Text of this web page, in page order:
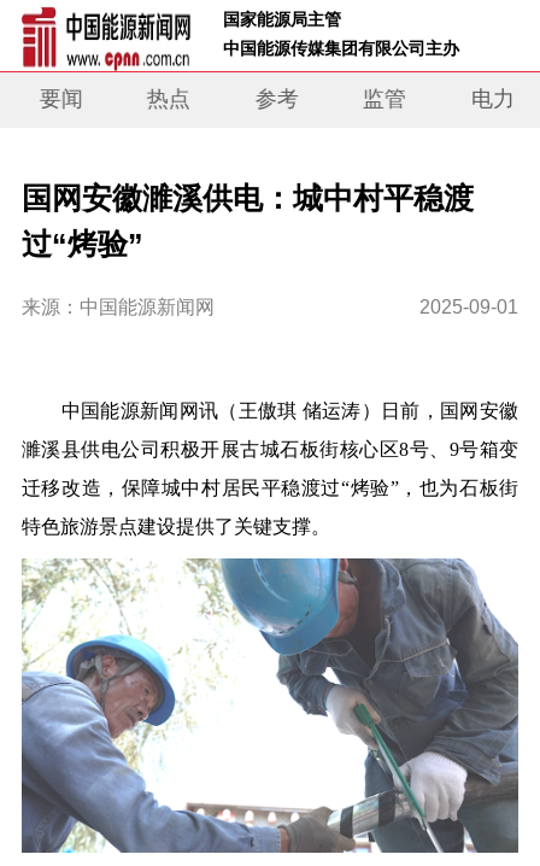
国家能源局主管
中国能源传媒集团有限公司主办
要闻 热点 参考 监管 电力
国网安徽濉溪供电：城中村平稳渡
过“烤验”
来源：中国能源新闻网 2025-09-01
中国能源新闻网讯 （王傲琪 储运涛）
日前，国网安徽
濉溪县供电公司积极开展古城石板街核心区8号、9号箱变
迁移改造，保障城中村居民平稳渡过“烤验”，也为石板街
特色旅游景点建设提供了关键支撑。